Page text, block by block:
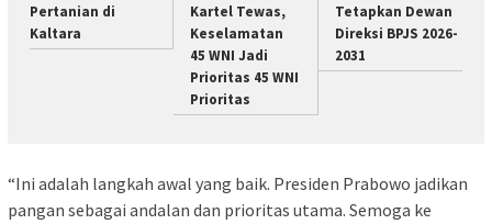
Pertanian di
Kaltara
Kartel Tewas,
Keselamatan
45 WNI Jadi
Prioritas 45 WNI
Prioritas
Tetapkan Dewan
Direksi BPJS 2026-
2031
“Ini adalah langkah awal yang baik. Presiden Prabowo jadikan
pangan sebagai andalan dan prioritas utama. Semoga ke